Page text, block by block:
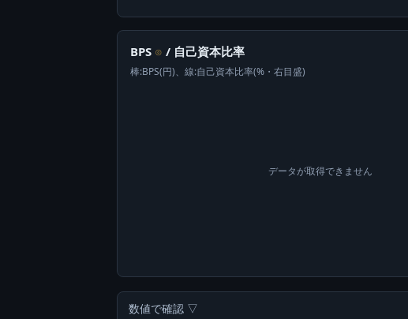
BPS ⊙ / 自己資本比率
棒:BPS(円)、線:自己資本比率(%・右目盛)
データが取得できません
数値で確認 ▽